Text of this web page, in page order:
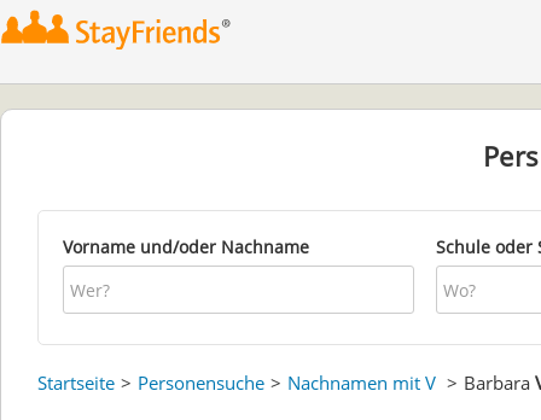
Vorname und/oder Nachname Schule oder
Startseite Personensuche Nachnamen mit V Barbara